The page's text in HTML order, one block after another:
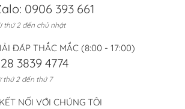
0906 393 661
thứ 2 đến chủ nhật
ĐÁP THẮC MẮC (8:00 - 17:00)
3839 4774
thứ 2 đến thứ 7
KẾT NỐI VỚI CHÚNG TÔI